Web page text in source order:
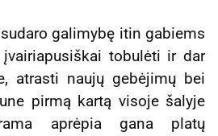
galimybę itin gabiems
tobulėti ir dar
atrasti naujų gebėjimų bei
pirmą kartą visoje šalyje
aprėpia gana platų